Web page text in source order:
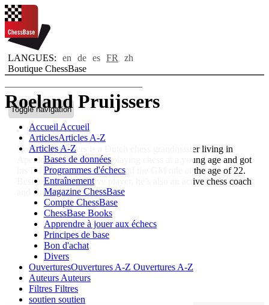
LANGUES: en de es FR
zh
Boutique ChessBase
Toggle navigation
Accueil Accueil
ArticlesArticles A-Z
Articles A-Z
Bases de données
Programmes d'échecs
Entraînement
Magazine ChessBase
Compte ChessBase
ChessBase Books
Apprendre à jouer aux échecs
Principes de base
Bon d'achat
Divers
OuverturesOuvertures A-Z Ouvertures A-Z
Auteurs Auteurs
Filtres Filtres
soutien soutien
Roeland Pruijssers
Bio
Roeland Pruijssers is a Dutch chess grandmaster living in
Apeldoorn. He’s starting playing chess at a young age and got
his IM title at the age of 18 and the GM title at the age of 22.
Besides being an active player, he’s also an active chess coach
and author.